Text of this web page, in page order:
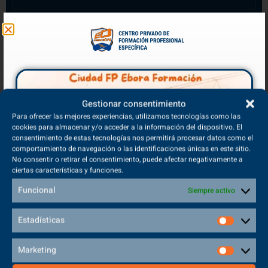
Gestionar consentimiento
Para ofrecer las mejores experiencias, utilizamos tecnologías como las
cookies para almacenar y/o acceder a la información del dispositivo. El
consentimiento de estas tecnologías nos permitirá procesar datos como el
comportamiento de navegación o las identificaciones únicas en este sitio.
No consentir o retirar el consentimiento, puede afectar negativamente a
ciertas características y funciones.
Funcional Siempre activo
Estadísticas
Marketing
Craneotomía
Raquídea o Lumbar